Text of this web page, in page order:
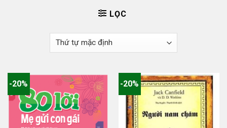
LỌC
-20% -20%